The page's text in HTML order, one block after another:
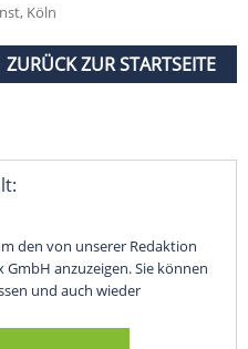
Köln
ZURÜCK ZUR STARTSEITE
den von unserer Redaktion
anzuzeigen. Sie können
und auch wieder